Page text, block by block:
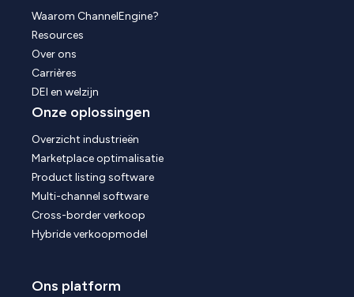
Waarom ChannelEngine?
Resources
Over ons
Carrières
DEI en welzijn
Onze oplossingen
Overzicht industrieën
Marketplace optimalisatie
Product listing software
Multi-channel software
Cross-border verkoop
Hybride verkoopmodel
Ons platform